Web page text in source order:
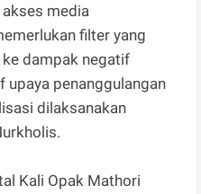
media
filter yang
dampak negatif
upaya penanggulangan
dilaksanakan
Kali Opak Mathori